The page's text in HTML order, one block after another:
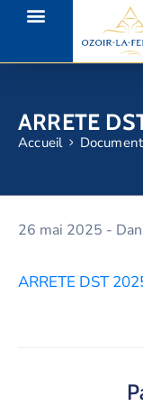
ARRETE
Accueil Document
26 mai 2025 -
ARRETE DST